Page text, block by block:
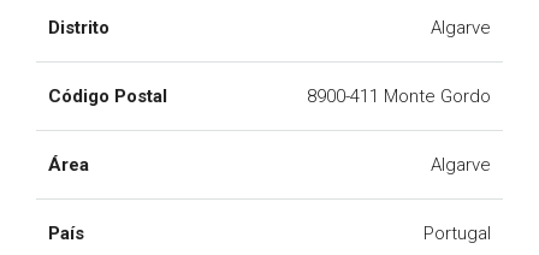
Distrito Algarve
Código Postal 8900-411 Monte Gordo
Área Algarve
País Portugal